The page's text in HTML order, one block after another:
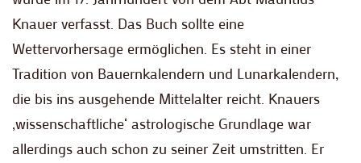
Knauer verfasst. Das Buch sollte eine
Wettervorhersage ermöglichen. Es steht in einer
Tradition von Bauernkalendern und Lunarkalendern,
die bis ins ausgehende Mittelalter reicht. Knauers
‚wissenschaftliche‘ astrologische Grundlage war
allerdings auch schon zu seiner Zeit umstritten. Er